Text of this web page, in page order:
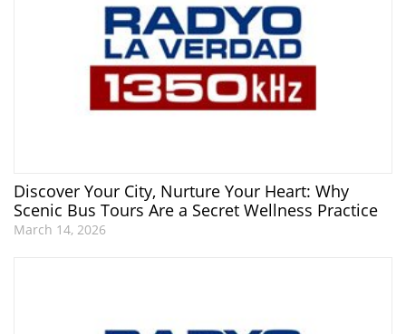
Discover Your City, Nurture Your Heart: Why
Scenic Bus Tours Are a Secret Wellness Practice
March 14, 2026